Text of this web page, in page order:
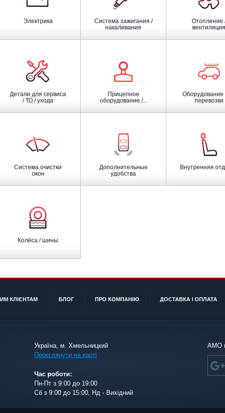
Электрика
Система зажигания /
накаливания
Отопление /
вентиляция
Детали для сервиса
/ ТО / ухода
Прицепное
оборудование /...
Оборудование для
перевозки
Система очистки
окон
Дополнительные
удобства
Внутренняя
Колёса / шины
КЛІЄНТАМ БЛОГ ПРО КОМПАНІЮ ДОСТАВКА І ОПЛАТА
Україна, м. Хмельницкий
Переглянути на карті
Час роботи:
Пн-Пт з 9:00 до 19:00
Сб з 9:00 до 15:00, Нд - Вихідний
АМО